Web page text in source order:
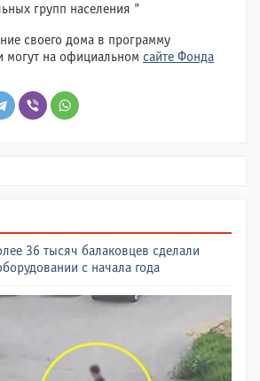
групп населения "
своего дома в программу
могут на официальном сайте Фонда
36 тысяч балаковцев сделали
с начала года